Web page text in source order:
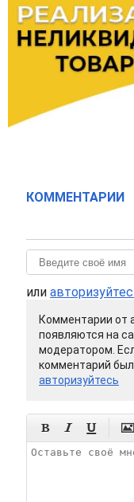
КОММЕНТАРИИ
или
Комментарии от
появляются на
модератором.
комментарий был
авторизуйтесь
   